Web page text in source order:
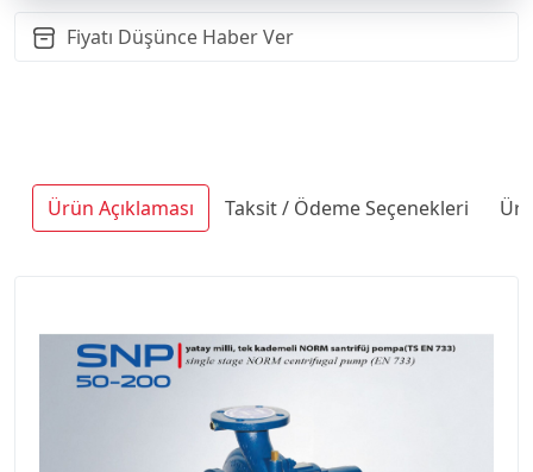
Fiyatı Düşünce Haber Ver
Ürün Açıklaması Taksit / Ödeme Seçenekleri